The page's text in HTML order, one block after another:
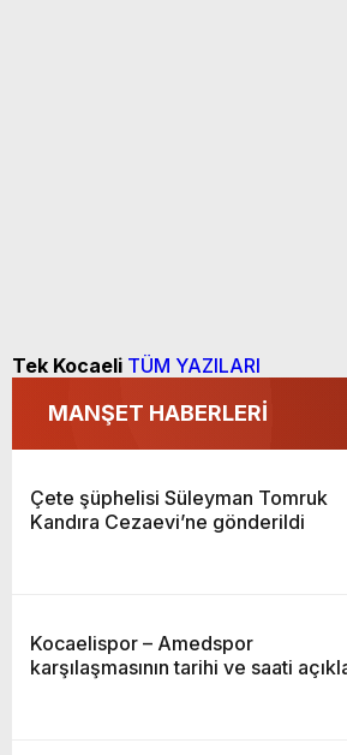
Tek Kocaeli TÜM YAZILARI
MANŞET HABERLERİ
Çete şüphelisi Süleyman Tomruk
Kandıra Cezaevi’ne gönderildi
Kocaelispor – Amedspor
karşılaşmasının tarihi ve saati